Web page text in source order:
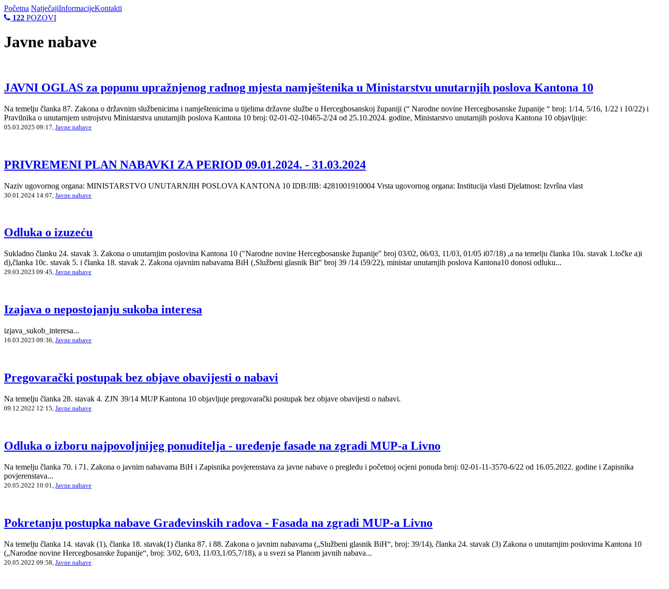
Početna NatječajiInformacijeKontakti
122 POZOVI
Javne nabave
JAVNI OGLAS za popunu upražnjenog radnog mjesta namještenika u Ministarstvu unutarnjih poslova Kantona 10
Na temelju članka 87. Zakona o državnim službenicima i namještenicima u tijelima državne službe u Hercegbosanskoj županiji (“ Narodne novine Hercegbosanske županije “ broj: 1/14, 5/16, 1/22 i 10/22) i
Pravilnika o unutarnjem ustrojstvu Ministarstva unutarnjih poslova Kantona 10 broj: 02-01-02-10465-2/24 od 25.10.2024. godine, Ministarstvo unutarnjih poslova Kantona 10 objavljuje:
05.03.2025 09:17, Javne nabave
PRIVREMENI PLAN NABAVKI ZA PERIOD 09.01.2024. - 31.03.2024
Naziv ugovornog organa: MINISTARSTVO UNUTARNJIH POSLOVA KANTONA 10 IDB/JIB: 4281001910004 Vrsta ugovornog organa: Institucija vlasti Djelatnost: Izvršna vlast
30.01.2024 14:07, Javne nabave
Odluka o izuzeću
Sukladno članku 24. stavak 3. Zakona o unutarnjim poslovina Kantona 10 ("Narodne novine Hercegbosanske županije" broj 03/02, 06/03, 11/03, 01/05 i07/18) ,a na temelju članka 10a. stavak 1.točke a)i
d),članka 10c. stavak 5. i članka 18. stavak 2. Zakona ojavnim nabavama BiH (,Službeni glasnik Bit" broj 39 /14 i59/22), ministar unutarnjih poslova Kantona10 donosi odluku...
29.03.2023 09:45, Javne nabave
Izajava o nepostojanju sukoba interesa
izjava_sukob_interesa...
16.03.2023 09:36, Javne nabave
Pregovarački postupak bez objave obavijesti o nabavi
Na temelju članka 28. stavak 4. ZJN 39/14 MUP Kantona 10 objavljuje pregovarački postupak bez objave obavijesti o nabavi.
09.12.2022 12:15, Javne nabave
Odluka o izboru najpovoljnijeg ponuditelja - uređenje fasade na zgradi MUP-a Livno
Na temelju članka 70. i 71. Zakona o javnim nabavama BiH i Zapisnika povjerenstava za javne nabave o pregledu i početnoj ocjeni ponuda broj: 02-01-11-3570-6/22 od 16.05.2022. godine i Zapisnika
povjerenstava...
20.05.2022 10:01, Javne nabave
Pokretanju postupka nabave Građevinskih radova - Fasada na zgradi MUP-a Livno
Na temelju članka 14. stavak (1), članka 18. stavak(1) članka 87. i 88. Zakona o javnim nabavama („Službeni glasnik BiH“, broj: 39/14), članka 24. stavak (3) Zakona o unutarnjim poslovima Kantona 10
(„Narodne novine Hercegbosanske županije“, broj: 3/02, 6/03, 11/03,1/05,7/18), a u svezi sa Planom javnih nabava...
20.05.2022 09:58, Javne nabave